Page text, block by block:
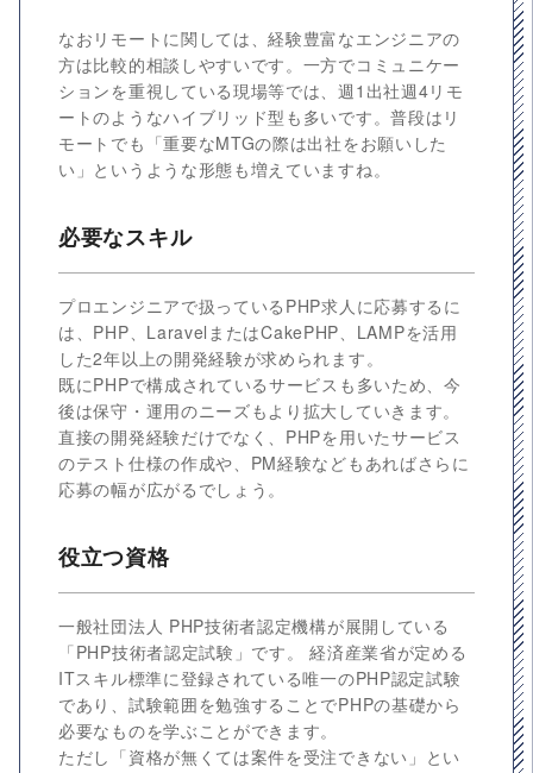
なおリモートに関しては、経験豊富なエンジニアの
方は比較的相談しやすいです。一方でコミュニケー
ションを重視している現場等では、週1出社週4リモ
ートのようなハイブリッド型も多いです。普段はリ
モートでも「重要なMTGの際は出社をお願いした
い」というような形態も増えていますね。
必要なスキル
プロエンジニアで扱っているPHP求人に応募するに
は、PHP、LaravelまたはCakePHP、LAMPを活用
した2年以上の開発経験が求められます。
既にPHPで構成されているサービスも多いため、今
後は保守・運用のニーズもより拡大していきます。
直接の開発経験だけでなく、PHPを用いたサービス
のテスト仕様の作成や、PM経験などもあればさらに
応募の幅が広がるでしょう。
役立つ資格
一般社団法人 PHP技術者認定機構が展開している
「PHP技術者認定試験」です。 経済産業省が定める
ITスキル標準に登録されている唯一のPHP認定試験
であり、試験範囲を勉強することでPHPの基礎から
必要なものを学ぶことができます。
ただし「資格が無くては案件を受注できない」とい